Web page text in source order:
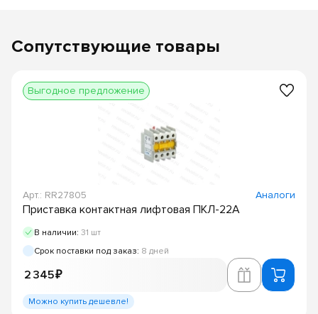
Сопутствующие товары
Выгодное предложение
Арт.: RR27805 Аналоги
Приставка контактная лифтовая ПКЛ-22А
В наличии: 31 шт
Срок поставки под заказ: 8 дней
2 345 ₽
Можно купить дешевле!